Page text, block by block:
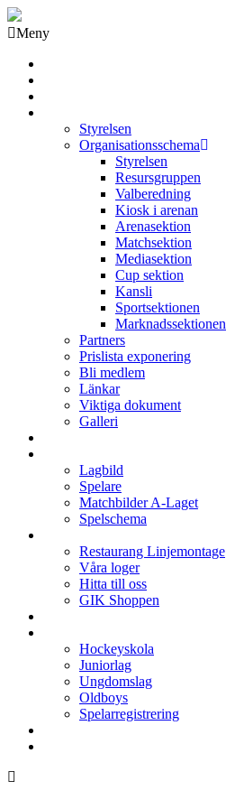
Meny
Styrelsen
Organisationsschema
Styrelsen
Resursgruppen
Valberedning
Kiosk i arenan
Arenasektion
Matchsektion
Mediasektion
Cup sektion
Kansli
Sportsektionen
Marknadssektionen
Partners
Prislista exponering
Bli medlem
Länkar
Viktiga dokument
Galleri
Lagbild
Spelare
Matchbilder A-Laget
Spelschema
Restaurang Linjemontage
Våra loger
Hitta till oss
GIK Shoppen
Hockeyskola
Juniorlag
Ungdomslag
Oldboys
Spelarregistrering